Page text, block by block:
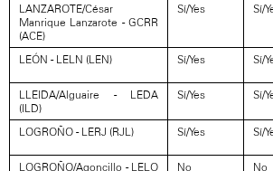
LANZAROTE/César
Manrique Lanzarote - GCRR
(ACE)
Sí/Yes Sí/
LEÓN - LELN (LEN) Sí/Yes Sí/
LLEIDA/Alguaire - LEDA
(ILD)
Sí/Yes Sí/
LOGROÑO - LERJ (RJL) Sí/Yes Sí/
LOGROÑO/Agoncillo - LELO
No No